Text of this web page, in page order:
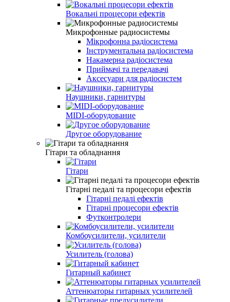
Вокальні процесори ефектів
Микрофонные радиосистемы
Мікрофонна радіосистема
Інструментальна радіосистема
Накамерна радіосистема
Приймачі та передавачі
Аксесуари для радіосистем
Наушники, гарнитуры
MIDI-оборудование
Другое оборудование
Гітари та обладнання
Гітари
Гітарні педалі та процесори ефектів
Гітарні педалі ефектів
Гітарні процесори ефектів
Футконтролери
Комбоусилители, усилители
Усилитель (голова)
Гитарный кабинет
Аттенюаторы гитарных усилителей